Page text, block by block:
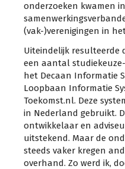
onderzoeken kwamen
(vak-)verenigingen in
Uiteindelijk resulteerde
een aantal
het Decaan Informatie
Loopbaan Informatie
Toekomst.nl. Deze
in Nederland gebruikt.
ontwikkelaar en
uitstekend. Maar de
steeds vaker kregen
overhand. Zo werd ik,